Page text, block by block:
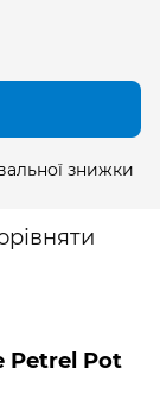
знижки
Petrel Pot